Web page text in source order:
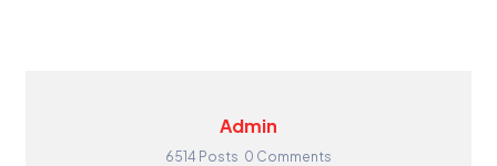
Admin
6514 Posts 0 Comments